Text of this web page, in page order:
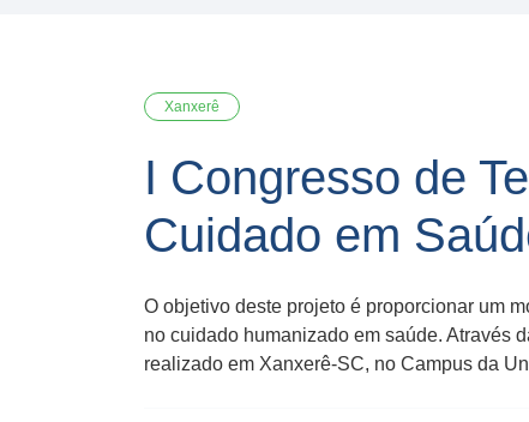
Xanxerê
I Congresso de
Cuidado em
O objetivo deste projeto é proporcionar um
no cuidado humanizado em saúde. Através
realizado em Xanxerê-SC, no Campus da